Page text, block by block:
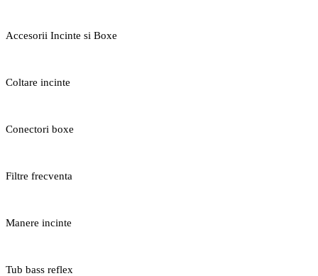
Accesorii Incinte si Boxe
Coltare incinte
Conectori boxe
Filtre frecventa
Manere incinte
Tub bass reflex